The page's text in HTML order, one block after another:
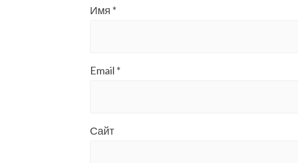
Имя *
Email *
Сайт